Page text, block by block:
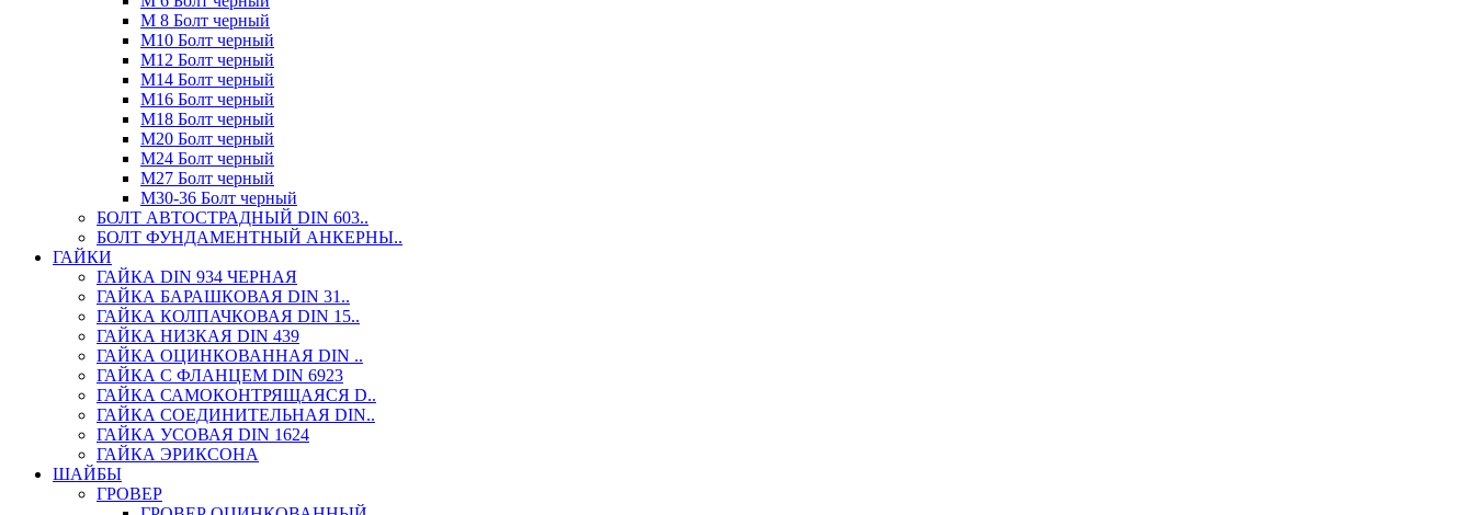
М 8 Болт черный
М10 Болт черный
М12 Болт черный
М14 Болт черный
М16 Болт черный
М18 Болт черный
М20 Болт черный
М24 Болт черный
М27 Болт черный
М30-36 Болт черный
БОЛТ АВТОСТРАДНЫЙ DIN 603..
БОЛТ ФУНДАМЕНТНЫЙ АНКЕРНЫ..
ГАЙКИ
ГАЙКА DIN 934 ЧЕРНАЯ
ГАЙКА БАРАШКОВАЯ DIN 31..
ГАЙКА КОЛПАЧКОВАЯ DIN 15..
ГАЙКА НИЗКАЯ DIN 439
ГАЙКА ОЦИНКОВАННАЯ DIN ..
ГАЙКА С ФЛАНЦЕМ DIN 6923
ГАЙКА САМОКОНТРЯЩАЯСЯ D..
ГАЙКА СОЕДИНИТЕЛЬНАЯ DIN..
ГАЙКА УСОВАЯ DIN 1624
ГАЙКА ЭРИКСОНА
ШАЙБЫ
ГРОВЕР